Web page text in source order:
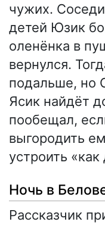
чужих.
детей Юзик
оленёнка в
вернулся.
подальше, но
Ясик найдёт
пообещал,
выгородить
устроить
Ночь в
Рассказчик